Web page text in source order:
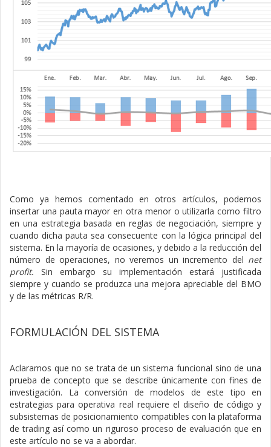
Como ya hemos comentado en otros artículos, podemos
insertar una pauta mayor en otra menor o utilizarla como filtro
en una estrategia basada en reglas de negociación, siempre y
cuando dicha pauta sea consecuente con la lógica principal del
sistema. En la mayoría de ocasiones, y debido a la reducción del
número de operaciones, no veremos un incremento del net
profit. Sin embargo su implementación estará justificada
siempre y cuando se produzca una mejora apreciable del BMO
y de las métricas R/R.
FORMULACIÓN DEL SISTEMA
Aclaramos que no se trata de un sistema funcional sino de una
prueba de concepto que se describe únicamente con fines de
investigación. La conversión de modelos de este tipo en
estrategias para operativa real requiere el diseño de código y
subsistemas de posicionamiento compatibles con la plataforma
de trading así como un riguroso proceso de evaluación que en
este artículo no se va a abordar.